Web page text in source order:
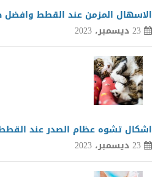
الاسهال المزمن عند القطط وافضل
23 ديسمبر، 2023
اشكال تشوه عظام الصدر عند
23 ديسمبر، 2023